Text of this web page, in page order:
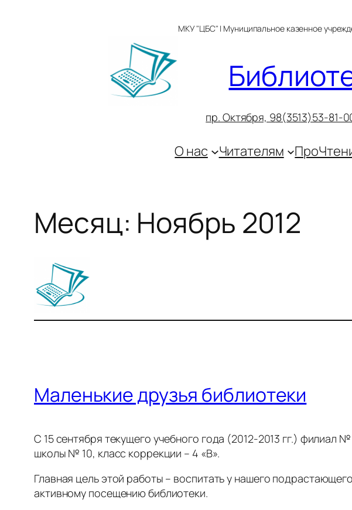
МКУ "ЦБС" | Муниципальное казенное
пр. Октября, 98(3513)53-81-
О нас Читателям
Месяц: Ноябрь 2012
Маленькие друзья библиотеки
С 15 сентября текущего учебного года (2012-2013 гг.)
школы № 10, класс коррекции – 4 «В».
Главная цель этой работы – воспитать у нашего
активному посещению библиотеки.